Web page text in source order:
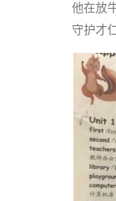
他在放
守护才